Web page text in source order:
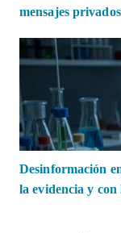
mensajes privados
Desinformación
la evidencia y